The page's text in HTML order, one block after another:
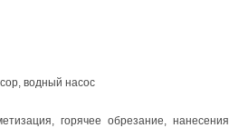
водный насос
горячее обрезание, нанесения